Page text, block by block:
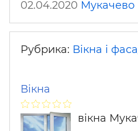
02.04.2020 Мукачево
Рубрика: Вікна і
Вікна
вікна